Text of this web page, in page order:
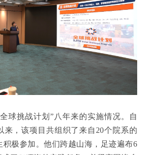
球挑战计划”八年来的实施情况。自
来，该项目共组织了来自20个院系的
积极参加。他们跨越山海，足迹遍布6